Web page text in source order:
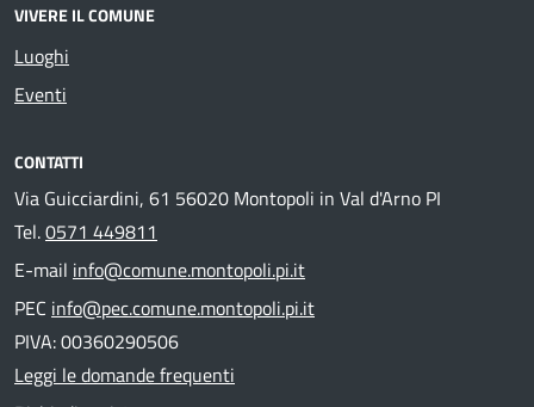
VIVERE IL COMUNE
Luoghi
Eventi
CONTATTI
Via Guicciardini, 61 56020 Montopoli in Val d'Arno PI
Tel.0571 449811
E-mail info@comune.montopoli.pi.it
PEC info@pec.comune.montopoli.pi.it
PIVA: 00360290506
Leggi le domande frequenti